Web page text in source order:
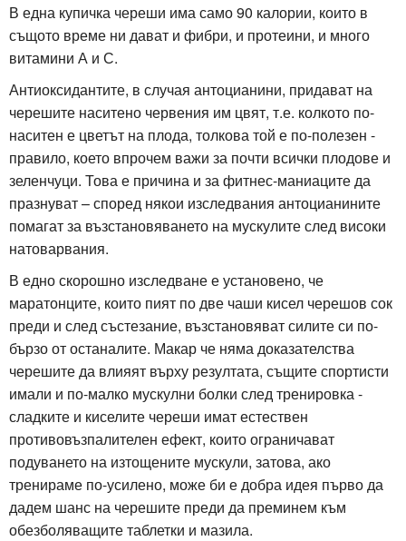
В една купичка череши има само 90 калории, които в
същото време ни дават и фибри, и протеини, и много
витамини А и С.
Антиоксидантите, в случая антоцианини, придават на
черешите наситено червения им цвят, т.е. колкото по-
наситен е цветът на плода, толкова той е по-полезен -
правило, което впрочем важи за почти всички плодове и
зеленчуци. Това е причина и за фитнес-маниаците да
празнуват – според някои изследвания антоцианините
помагат за възстановяването на мускулите след високи
натоварвания.
В едно скорошно изследване е установено, че
маратонците, които пият по две чаши кисел черешов сок
преди и след състезание, възстановяват силите си по-
бързо от останалите. Макар че няма доказателства
черешите да влияят върху резултата, същите спортисти
имали и по-малко мускулни болки след тренировка -
сладките и киселите череши имат естествен
противовъзпалителен ефект, които ограничават
подуването на изтощените мускули, затова, ако
тренираме по-усилено, може би е добра идея първо да
дадем шанс на черешите преди да преминем към
обезболяващите таблетки и мазила.